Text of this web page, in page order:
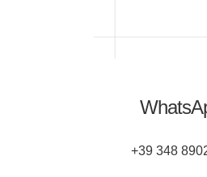
+39 348